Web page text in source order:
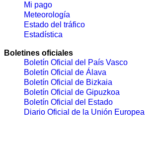
Mi pago
Meteorología
Estado del tráfico
Estadística
Boletines oficiales
Boletín Oficial del País Vasco
Boletín Oficial de Álava
Boletín Oficial de Bizkaia
Boletín Oficial de Gipuzkoa
Boletín Oficial del Estado
Diario Oficial de la Unión Europea